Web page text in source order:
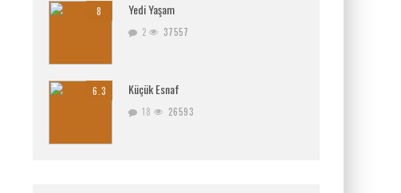
8 Yedi Yaşam
2 37557
6.3 Küçük Esnaf
18 26593